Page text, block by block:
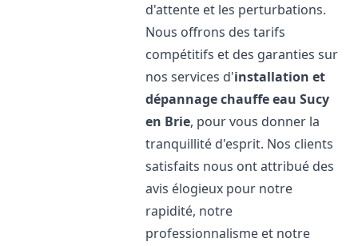
d'attente et les perturbations.
Nous offrons des tarifs
compétitifs et des garanties sur
nos services d'installation et
dépannage chauffe eau Sucy
en Brie, pour vous donner la
tranquillité d'esprit. Nos clients
satisfaits nous ont attribué des
avis élogieux pour notre
rapidité, notre
professionnalisme et notre